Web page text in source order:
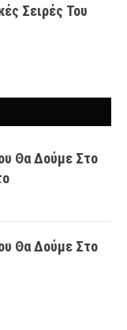
Σειρές Του
Θα Δούμε Στο
Θα Δούμε Στο